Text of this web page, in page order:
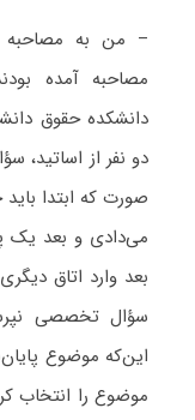
مصاحبه آمده
دانشکده حقوق
دو نفر از اساتید،
صورت که ابتدا
می‌‌دادی و بعد یک
بعد وارد اتاق
سؤال تخصصی
این‌که موضوع
موضوع را انتخاب